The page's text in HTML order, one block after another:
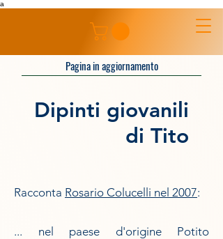
a
Pagina in aggiornamento
Dipinti giovanili
di Tito
Racconta Rosario Colucelli nel 2007:
... nel paese d'origine Potito